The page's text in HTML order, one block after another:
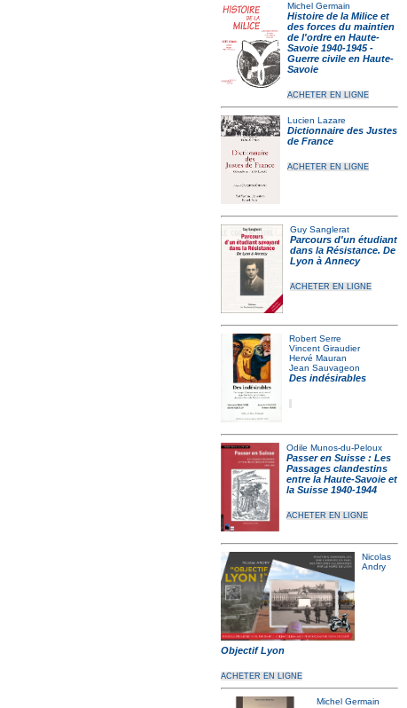
Michel Germain
Histoire de la Milice et
des forces du maintien
de l'ordre en Haute-
Savoie 1940-1945 -
Guerre civile en Haute-
Savoie
ACHETER EN LIGNE
Lucien Lazare
Dictionnaire des Justes
de France
ACHETER EN LIGNE
Guy Sanglerat
Parcours d'un étudiant
dans la Résistance. De
Lyon à Annecy
ACHETER EN LIGNE
Robert Serre
Vincent Giraudier
Hervé Mauran
Jean Sauvageon
Des indésirables
Odile Munos-du-Peloux
Passer en Suisse : Les
Passages clandestins
entre la Haute-Savoie et
la Suisse 1940-1944
ACHETER EN LIGNE
Nicolas
Andry
Objectif Lyon
ACHETER EN LIGNE
Michel Germain